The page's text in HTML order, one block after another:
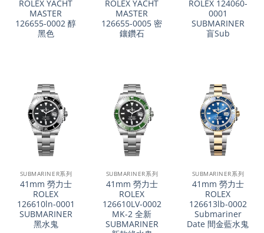
ROLEX YACHT
MASTER
126655-0002 醇
黑色
ROLEX YACHT
MASTER
126655-0005 密
鑲鑽石
ROLEX 124060-
0001
SUBMARINER
盲Sub
SUBMARINER系列
41mm 勞力士
ROLEX
126610ln-0001
SUBMARINER
黑水鬼
SUBMARINER系列
41mm 勞力士
ROLEX
126610LV-0002
MK-2 全新
SUBMARINER
SUBMARINER系列
41mm 勞力士
ROLEX
126613lb-0002
Submariner
Date 間金藍水鬼